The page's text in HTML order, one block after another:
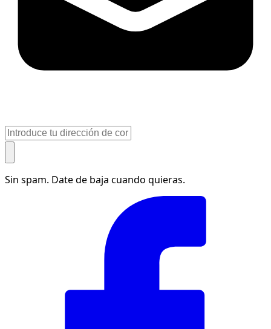
Sin spam. Date de baja cuando quieras.